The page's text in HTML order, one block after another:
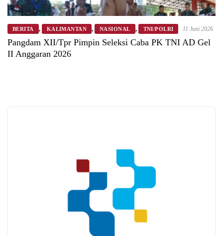
BERITA , KALIMANTAN , NASIONAL , TNI/POLRI 11 Juni 2026
Pangdam XII/Tpr Pimpin Seleksi Caba PK TNI AD Gel
II Anggaran 2026